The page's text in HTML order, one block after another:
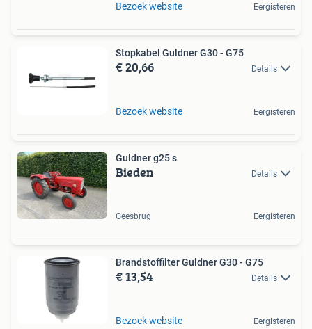
Bezoek website Eergisteren
Stopkabel Guldner G30 - G75
€ 20,66 Details
Bezoek website Eergisteren
Guldner g25 s
Bieden Details
Geesbrug Eergisteren
Brandstoffilter Guldner G30 - G75
€ 13,54 Details
Bezoek website Eergisteren